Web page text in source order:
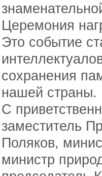
Церемония
Это событие
сохранения
нашей страны.
С
заместитель
Поляков,
министр